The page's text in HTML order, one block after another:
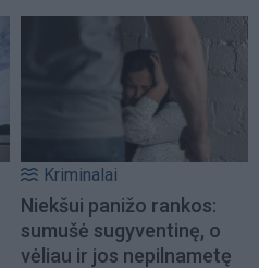
Kriminalai
Niekšui panižo rankos:
sumušė sugyventinę, o
vėliau ir jos nepilnametę